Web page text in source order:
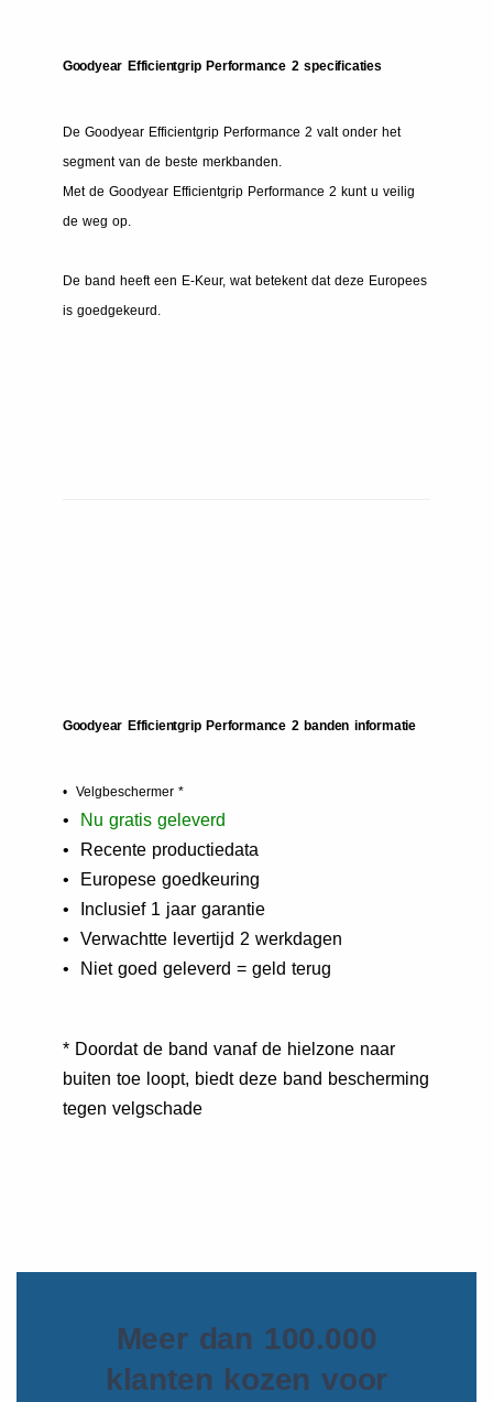
Goodyear Efficientgrip Performance 2 specificaties
De Goodyear Efficientgrip Performance 2 valt onder het
segment van de beste merkbanden.
Met de Goodyear Efficientgrip Performance 2 kunt u veilig
de weg op.
De band heeft een E-Keur, wat betekent dat deze Europees
is goedgekeurd.
Goodyear Efficientgrip Performance 2 banden informatie
• Velgbeschermer *
• N u gratis geleverd
• Recente productiedata
• Europese goedkeuring
• Inclusief 1 jaar garantie
• Verwachtte levertijd 2 werkdagen
• Niet goed geleverd = geld terug
* Doordat de band vanaf de hielzone naar
buiten toe loopt, biedt deze band bescherming
tegen velgschade
Meer dan 100.000
klanten kozen voor